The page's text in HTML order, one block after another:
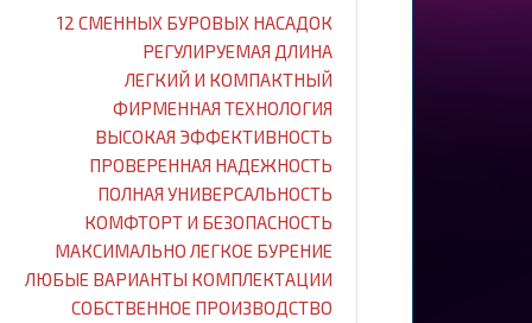
12 СМЕННЫХ БУРОВЫХ НАСАДОК
РЕГУЛИРУЕМАЯ ДЛИНА
ЛЕГКИЙ И КОМПАКТНЫЙ
ФИРМЕННАЯ ТЕХНОЛОГИЯ
ВЫСОКАЯ ЭФФЕКТИВНОСТЬ
ПРОВЕРЕННАЯ НАДЕЖНОСТЬ
ПОЛНАЯ УНИВЕРСАЛЬНОСТЬ
КОМФТОРТ И БЕЗОПАСНОСТЬ
МАКСИМАЛЬНО ЛЕГКОЕ БУРЕНИЕ
ЛЮБЫЕ ВАРИАНТЫ КОМПЛЕКТАЦИИ
СОБСТВЕННОЕ ПРОИЗВОДСТВО